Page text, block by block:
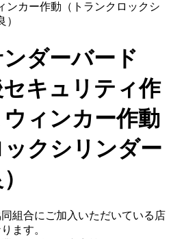
ンカー作動（トランクロックシ
ダーバード
キュリティ作
ィンカー作動
ックシリンダー
組合にご加入いただいている店
ます。